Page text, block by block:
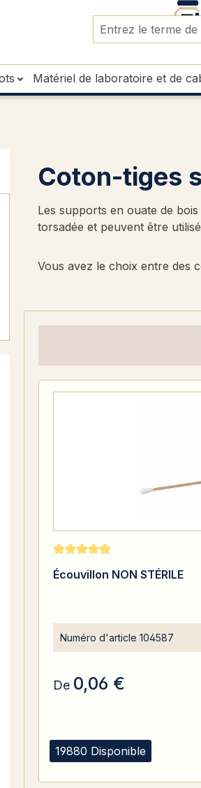
Matériel de laboratoire et de
Coton-tiges
Les supports en ouate de
torsadée et peuvent être
Vous avez le choix entre des
19880 Disponible
Note moyenne de 5 sur 5
Écouvillon NON STÉRILE
Numéro d'article 104587
De 0,06 €